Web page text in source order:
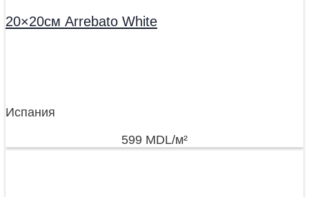
20×20см Arrebato White
Испания
599 MDL/м²